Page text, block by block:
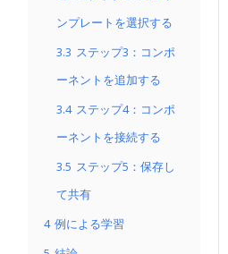
ンプレートを選択する
3.3 ステップ3：コンポ
ーネントを追加する
3.4 ステップ4：コンポ
ーネントを接続する
3.5 ステップ5：保存し
て共有
4 例による学習